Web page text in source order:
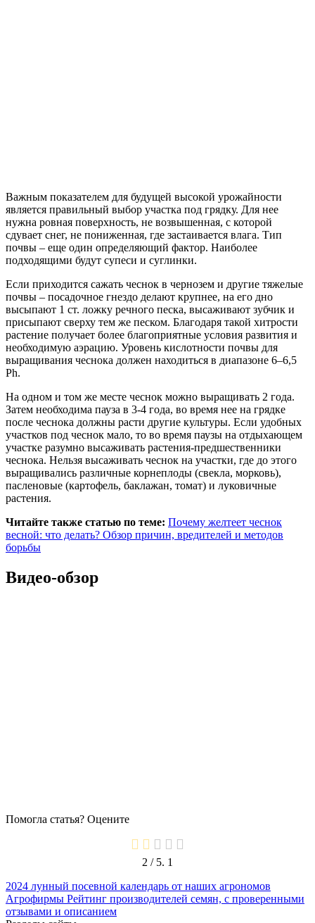
Важным показателем для будущей высокой урожайности
является правильный выбор участка под грядку. Для нее
нужна ровная поверхность, не возвышенная, с которой
сдувает снег, не пониженная, где застаивается влага. Тип
почвы – еще один определяющий фактор. Наиболее
подходящими будут супеси и суглинки.
Если приходится сажать чеснок в чернозем и другие тяжелые
почвы – посадочное гнездо делают крупнее, на его дно
высыпают 1 ст. ложку речного песка, высаживают зубчик и
присыпают сверху тем же песком. Благодаря такой хитрости
растение получает более благоприятные условия развития и
необходимую аэрацию. Уровень кислотности почвы для
выращивания чеснока должен находиться в диапазоне 6–6,5
Ph.
На одном и том же месте чеснок можно выращивать 2 года.
Затем необходима пауза в 3-4 года, во время нее на грядке
после чеснока должны расти другие культуры. Если удобных
участков под чеснок мало, то во время паузы на отдыхающем
участке разумно высаживать растения-предшественники
чеснока. Нельзя высаживать чеснок на участки, где до этого
выращивались различные корнеплоды (свекла, морковь),
пасленовые (картофель, баклажан, томат) и луковичные
растения.
Читайте также статью по теме: Почему желтеет чеснок
весной: что делать? Обзор причин, вредителей и методов
борьбы
Видео-обзор
Помогла статья? Оцените
2 / 5. 1
2024 лунный посевной календарь от наших агрономов
Агрофирмы Рейтинг производителей семян, с проверенными
отзывами и описанием